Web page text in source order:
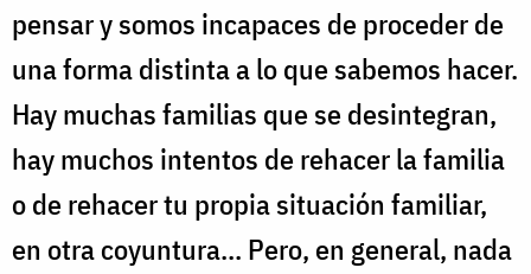
pensar y somos incapaces de proceder de
una forma distinta a lo que sabemos hacer.
Hay muchas familias que se desintegran,
hay muchos intentos de rehacer la familia
o de rehacer tu propia situación familiar,
en otra coyuntura... Pero, en general, nada